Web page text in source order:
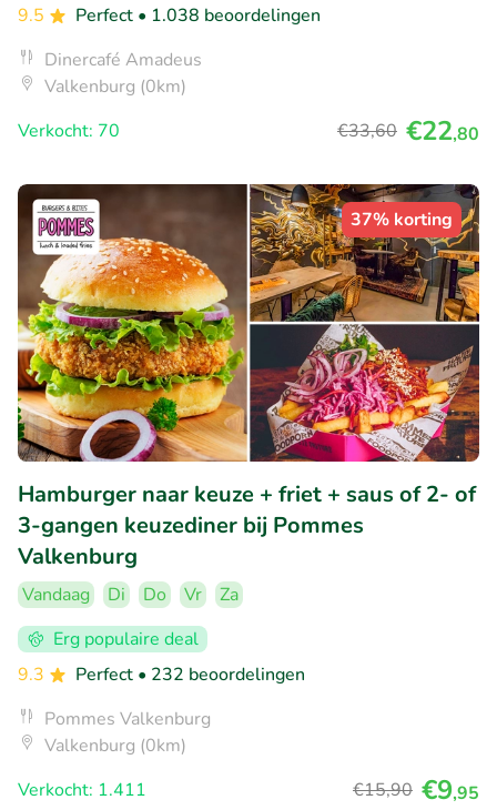
9.5
Perfect • 1.038 beoordelingen
Dinercafé Amadeus
Valkenburg (0km)
Verkocht: 70
€33,60 €22,80
37% korting
Hamburger naar keuze + friet + saus of 2- of
3-gangen keuzediner bij Pommes
Valkenburg
Vandaag Di Do Vr
Za
Erg populaire deal
9.3
Perfect • 232 beoordelingen
Pommes Valkenburg
Valkenburg (0km)
Verkocht: 1.411
€15,90 €9,95